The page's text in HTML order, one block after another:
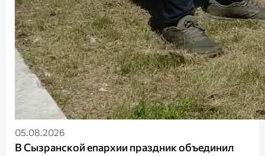
05.08.2026
В Сызранской епархии праздник объединил